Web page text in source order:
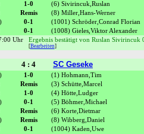
1-0 (6) Sivirincuk,Ruslan
Remis (8) Miller,Hans-Werner
0-1 (1001) Schröder,Conrad Florian
0-1 (1008) Gieles,Viktor Alexander
Uhr Ergebnis bestätigt von Ruslan Sivirincuk
[Bearbeiten]
4 : 4 SC Geseke
1-0 (1) Hohmann,Tim
Remis (3) Schütte,Marcel
1-0 (4) Hötte,Ludger
0-1 (5) Böhmer,Michael
Remis (6) Korte,Dietmar
Remis (8) Wibberg,Daniel
0-1 (1004) Kaden,Uwe